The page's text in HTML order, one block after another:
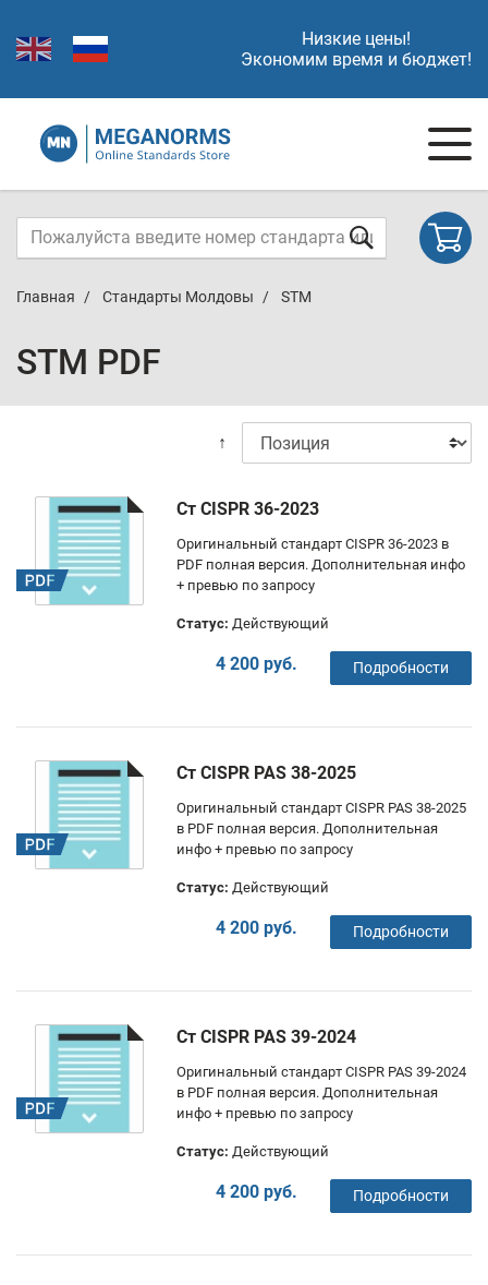
Низкие цены!
Экономим время и бюджет!
Главная Стандарты Молдовы STM
STM PDF
↑
Ст CISPR 36-2023
Оригинальный стандарт CISPR 36-2023 в
PDF полная версия. Дополнительная инфо
+ превью по запросу
Статус: Действующий
4 200 руб. Подробности
Ст CISPR PAS 38-2025
Оригинальный стандарт CISPR PAS 38-2025
в PDF полная версия. Дополнительная
инфо + превью по запросу
Статус: Действующий
4 200 руб. Подробности
Ст CISPR PAS 39-2024
Оригинальный стандарт CISPR PAS 39-2024
в PDF полная версия. Дополнительная
инфо + превью по запросу
Статус: Действующий
4 200 руб. Подробности